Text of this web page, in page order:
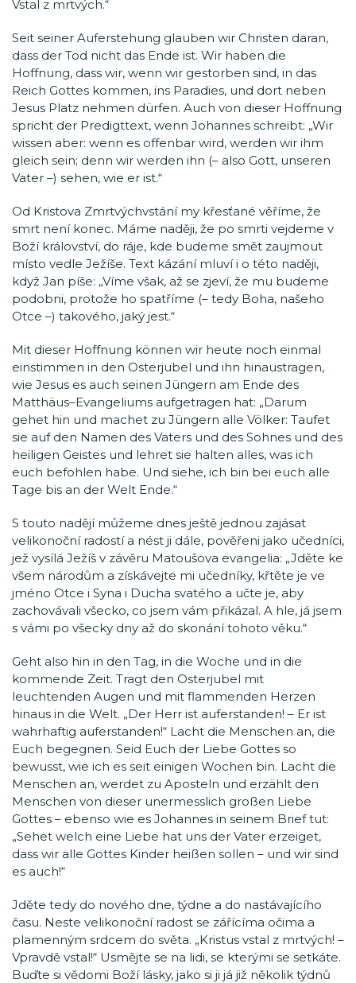
Vstal z mrtvých.“
Seit seiner Auferstehung glauben wir Christen daran,
dass der Tod nicht das Ende ist. Wir haben die
Hoffnung, dass wir, wenn wir gestorben sind, in das
Reich Gottes kommen, ins Paradies, und dort neben
Jesus Platz nehmen dürfen. Auch von dieser Hoffnung
spricht der Predigttext, wenn Johannes schreibt: „Wir
wissen aber: wenn es offenbar wird, werden wir ihm
gleich sein; denn wir werden ihn (– also Gott, unseren
Vater –) sehen, wie er ist.“
Od Kristova Zmrtvýchvstání my křesťané věříme, že
smrt není konec. Máme naději, že po smrti vejdeme v
Boží království, do ráje, kde budeme smět zaujmout
místo vedle Ježíše. Text kázání mluví i o této naději,
když Jan píše: „Víme však, až se zjeví, že mu budeme
podobni, protože ho spatříme (– tedy Boha, našeho
Otce –) takového, jaký jest.“
Mit dieser Hoffnung können wir heute noch einmal
einstimmen in den Osterjubel und ihn hinaustragen,
wie Jesus es auch seinen Jüngern am Ende des
Matthäus–Evangeliums aufgetragen hat: „Darum
gehet hin und machet zu Jüngern alle Völker: Taufet
sie auf den Namen des Vaters und des Sohnes und des
heiligen Geistes und lehret sie halten alles, was ich
euch befohlen habe. Und siehe, ich bin bei euch alle
Tage bis an der Welt Ende.“
S touto nadějí můžeme dnes ještě jednou zajásat
velikonoční radostí a nést ji dále, pověřeni jako učedníci,
jež vysílá Ježíš v závěru Matoušova evangelia: „Jděte ke
všem národům a získávejte mi učedníky, křtěte je ve
jméno Otce i Syna i Ducha svatého a učte je, aby
zachovávali všecko, co jsem vám přikázal. A hle, já jsem
s vámi po všecky dny až do skonání tohoto věku.“
Geht also hin in den Tag, in die Woche und in die
kommende Zeit. Tragt den Osterjubel mit
leuchtenden Augen und mit flammenden Herzen
hinaus in die Welt. „Der Herr ist auferstanden! – Er ist
wahrhaftig auferstanden!“ Lacht die Menschen an, die
Euch begegnen. Seid Euch der Liebe Gottes so
bewusst, wie ich es seit einigen Wochen bin. Lacht die
Menschen an, werdet zu Aposteln und erzählt den
Menschen von dieser unermesslich großen Liebe
Gottes – ebenso wie es Johannes in seinem Brief tut:
„Sehet welch eine Liebe hat uns der Vater erzeiget,
dass wir alle Gottes Kinder heißen sollen – und wir sind
es auch!“
Jděte tedy do nového dne, týdne a do nastávajícího
času. Neste velikonoční radost se zářícíma očima a
plamenným srdcem do světa. „Kristus vstal z mrtvých! –
Vpravdě vstal!“ Usmějte se na lidi, se kterými se setkáte.
Buďte si vědomi Boží lásky, jako si ji já již několik týdnů